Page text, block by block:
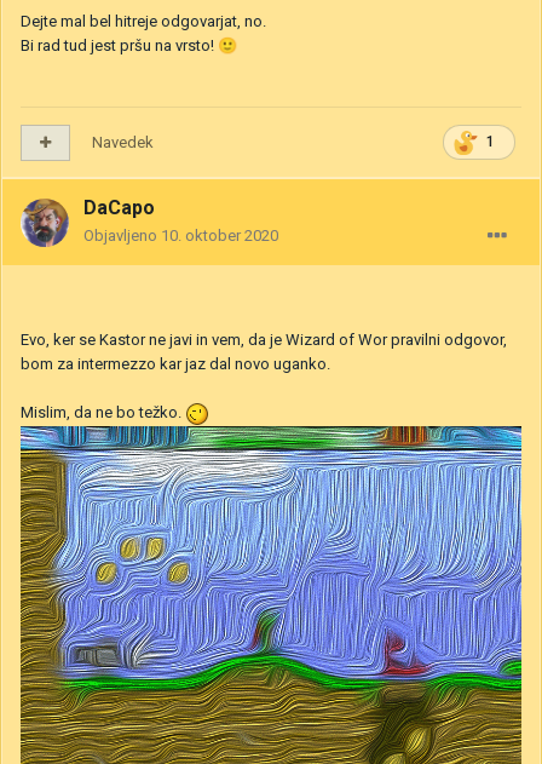
Dejte mal bel hitreje odgovarjat, no.
Bi rad tud jest pršu na vrsto! 🙂
1
Navedek
DaCapo
Objavljeno 10. oktober 2020
Evo, ker se Kastor ne javi in vem, da je Wizard of Wor pravilni odgovor,
bom za intermezzo kar jaz dal novo uganko.
Mislim, da ne bo težko.